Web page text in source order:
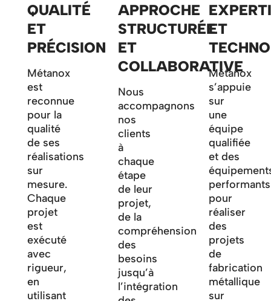
QUALITÉ
ET
PRÉCISION
Métanox
est
reconnue
pour la
qualité
de ses
réalisations
sur
mesure.
Chaque
projet
est
exécuté
avec
rigueur,
en
utilisant
APPROCHE
STRUCTURÉE
ET
COLLABORATIVE
Nous
accompagnons
nos
clients
à
chaque
étape
de leur
projet,
de la
compréhension
des
besoins
jusqu’à
l’intégration
ET
Métanox
s’appuie
sur
une
équipe
qualifiée
et des
performants
pour
réaliser
des
projets
de
fabrication
métallique
sur